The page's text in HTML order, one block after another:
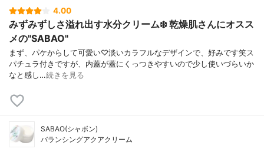
4.00
みずみずしさ溢れ出す水分クリーム❄️ 乾燥肌さんにオスス
メの"SABAO"
まず、パケからして可愛い♡淡いカラフルなデザインで、好みです笑ス
パチュラ付きですが、内蓋が蓋にくっつきやすいので少し使いづらいか
なと感し…続きを見る
SABAO(シャボン)
バランシングアクアクリーム